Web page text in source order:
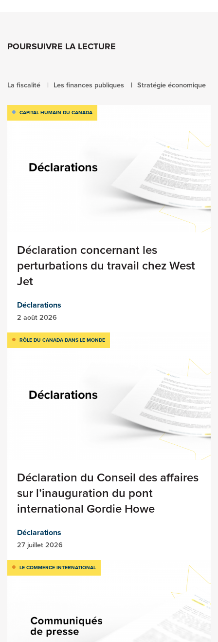
POURSUIVRE LA LECTURE
La fiscalité Les finances publiques Stratégie économique
CAPITAL HUMAIN DU CANADA
Déclaration concernant les
perturbations du travail chez West
Jet
Déclarations
2 août 2026
RÔLE DU CANADA DANS LE MONDE
Déclaration du Conseil des affaires
sur l’inauguration du pont
international Gordie Howe
Déclarations
27 juillet 2026
LE COMMERCE INTERNATIONAL